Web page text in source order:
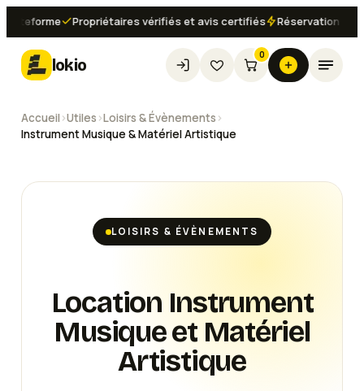
Propriétaires vérifiés et avis certifiés Réservation
lokio
0
Accueil ›Utiles ›Loisirs & Évènements ›
Instrument Musique & Matériel Artistique
LOISIRS & ÉVÈNEMENTS
Location Instrument
Musique et Matériel
Artistique